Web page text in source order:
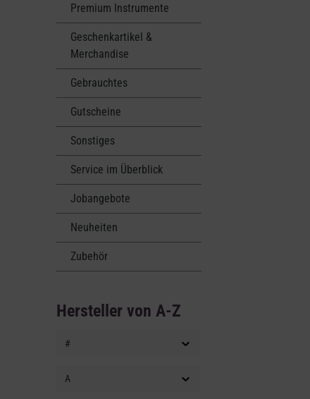
Premium Instrumente
Geschenkartikel &
Merchandise
Gebrauchtes
Gutscheine
Sonstiges
Service im Überblick
Jobangebote
Neuheiten
Zubehör
Hersteller von A-Z
#
A